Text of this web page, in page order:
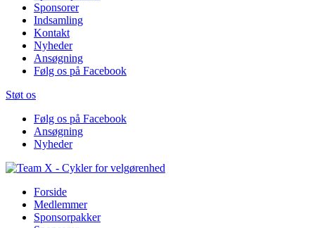
Sponsorer
Indsamling
Kontakt
Nyheder
Ansøgning
Følg os på Facebook
Støt os
Følg os på Facebook
Ansøgning
Nyheder
Forside
Medlemmer
Sponsorpakker